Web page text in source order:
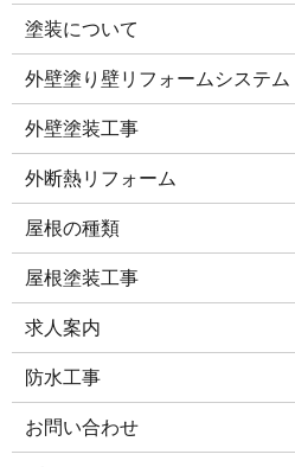
塗装について
外壁塗り壁リフォームシステム
外壁塗装工事
外断熱リフォーム
屋根の種類
屋根塗装工事
求人案内
防水工事
お問い合わせ